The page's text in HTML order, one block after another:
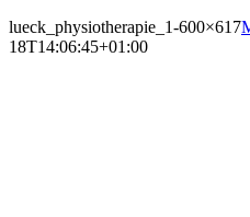
lueck_physiotherapie_1-600×617
18T14:06:45+01:00